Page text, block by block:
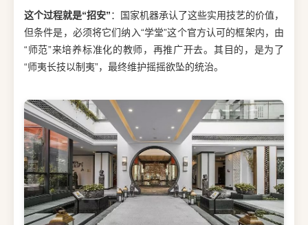
这个过程就是“招安”：国家机器承认了这些实用技艺的价值，
但条件是，必须将它们纳入“学堂”这个官方认可的框架内，由
“师范”来培养标准化的教师，再推广开去。其目的，是为了
“师夷长技以制夷”，最终维护摇摇欲坠的统治。